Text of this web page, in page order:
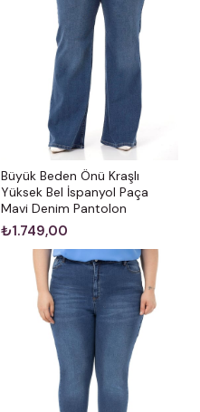
Büyük Beden Önü Kraşlı
Yüksek Bel İspanyol Paça
Mavi Denim Pantolon
₺1.749,00